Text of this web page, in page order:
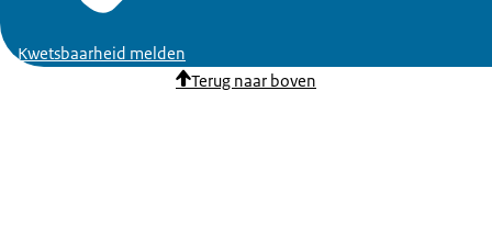
Kwetsbaarheid melden
Terug naar boven